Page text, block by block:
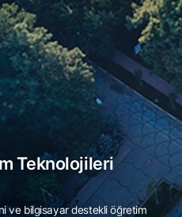
Teknolojileri
ve bilgisayar destekli öğretim